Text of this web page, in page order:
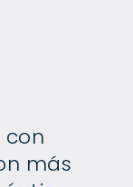
con
más